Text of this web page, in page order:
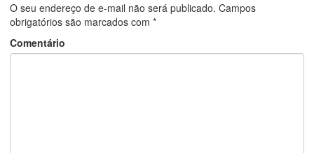
O seu endereço de e-mail não será publicado. Campos
obrigatórios são marcados com *
Comentário